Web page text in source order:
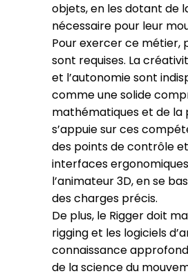
objets, en les dotant de
nécessaire pour leur
Pour exercer ce métier,
sont requises. La
et l’autonomie sont
comme une solide
mathématiques et de la
s’appuie sur ces
des points de contrôle
interfaces
l’animateur 3D, en se
des charges précis.
De plus, le Rigger doit
rigging et les logiciels
connaissance
de la science du